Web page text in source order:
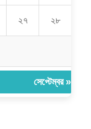
২৭ ২৮
সেপ্টেম্বর »